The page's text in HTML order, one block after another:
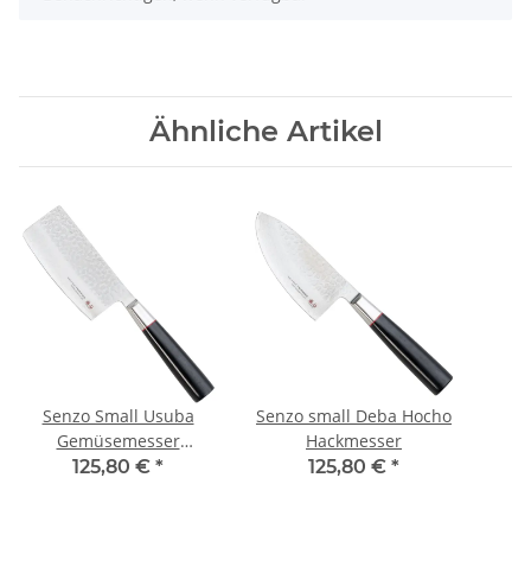
Ähnliche Artikel
Senzo Small Usuba
Gemüsemesser
Hackmesser
125,80 € *
Senzo small Deba Hocho
Hackmesser
125,80 € *